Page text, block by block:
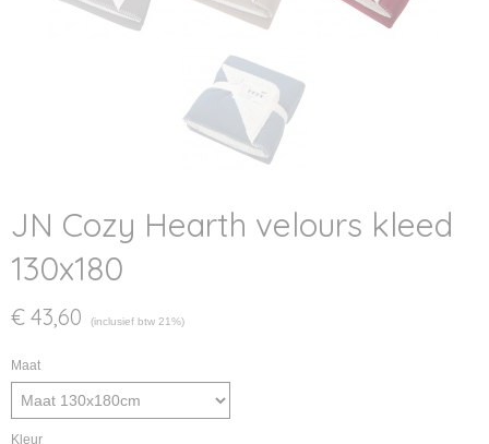
JN Cozy Hearth velours kleed
130x180
€ 43,60 (inclusief btw 21%)
Maat
Kleur